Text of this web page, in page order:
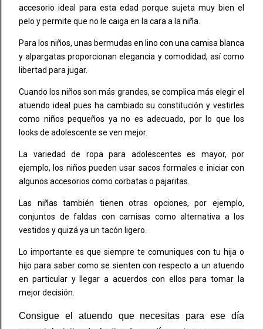
accesorio ideal para esta edad porque sujeta muy bien el
pelo y permite que no le caiga en la cara a la niña.
Para los niños, unas bermudas en lino con una camisa blanca
y alpargatas proporcionan elegancia y comodidad, así como
libertad para jugar.
Cuando los niños son más grandes, se complica más elegir el
atuendo ideal pues ha cambiado su constitución y vestirles
como niños pequeños ya no es adecuado, por lo que los
looks de adolescente se ven mejor.
La variedad de ropa para adolescentes es mayor, por
ejemplo, los niños pueden usar sacos formales e iniciar con
algunos accesorios como corbatas o pajaritas.
Las niñas también tienen otras opciones, por ejemplo,
conjuntos de faldas con camisas como alternativa a los
vestidos y quizá ya un tacón ligero.
Lo importante es que siempre te comuniques con tu hija o
hijo para saber como se sienten con respecto a un atuendo
en particular y llegar a acuerdos con ellos para tomar la
mejor decisión.
Consigue el atuendo que necesitas para ese día